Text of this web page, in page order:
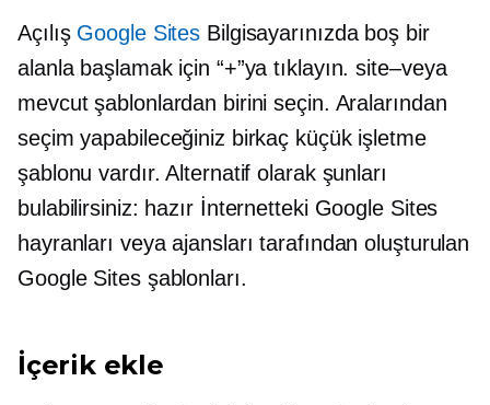
Açılış Google Sites Bilgisayarınızda boş bir
alanla başlamak için “+”ya tıklayın.site–veya
mevcut şablonlardan birini seçin. Aralarından
seçim yapabileceğiniz birkaç küçük işletme
şablonu vardır. Alternatif olarak şunları
bulabilirsiniz: hazırİnternetteki Google Sites
hayranları veya ajansları tarafından oluşturulan
Google Sites şablonları.
İçerik ekle